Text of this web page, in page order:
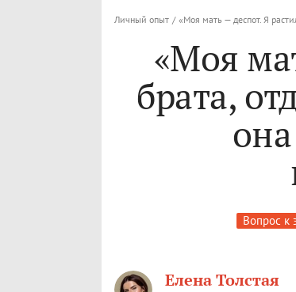
Личный опыт / «Моя мать — деспот. Я
«Моя
брата,
Вопрос к
Елена Толстая